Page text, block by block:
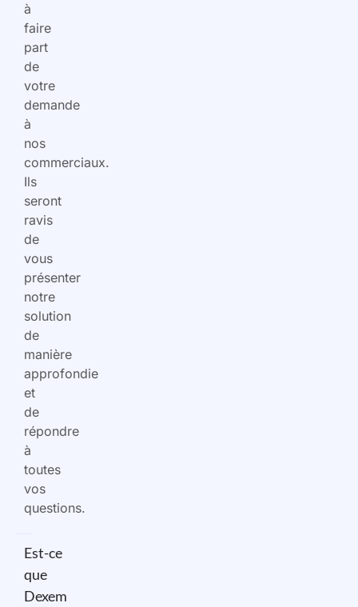
à
faire
part
de
votre
demande
à
nos
commerciaux.
Ils
seront
ravis
de
vous
présenter
notre
solution
de
manière
approfondie
et
de
répondre
à
toutes
vos
questions.
Est-ce
que
Dexem